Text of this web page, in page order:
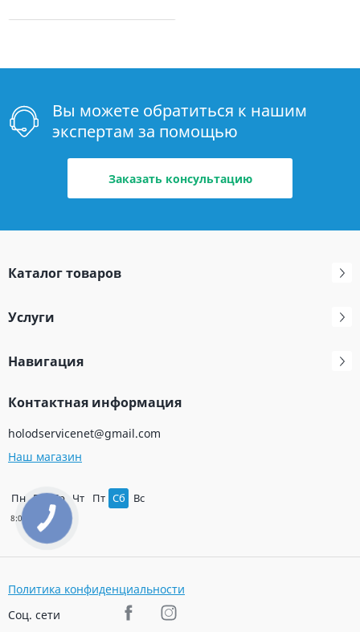
Вы можете обратиться к нашим
экспертам за помощью
Заказать консультацию
Каталог товаров
Услуги
Навигация
Контактная информация
holodservicenet@gmail.com
Наш магазин
Пн Вт Ср Чт Пт Сб Вс
Политика конфиденциальности
Соц. сети